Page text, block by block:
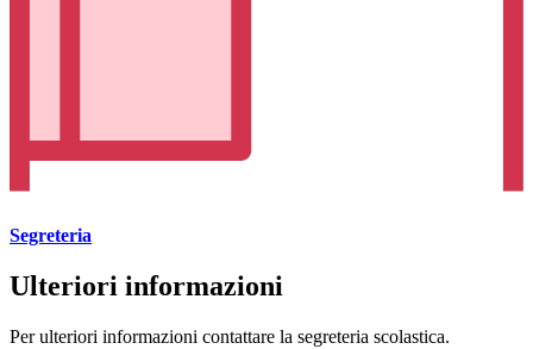
Segreteria
Ulteriori informazioni
Per ulteriori informazioni contattare la segreteria scolastica.